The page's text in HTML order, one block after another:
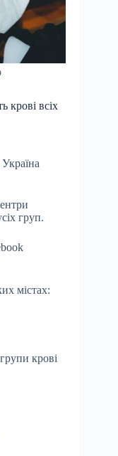
крові всіх
Україна
груп.
містах:
крові